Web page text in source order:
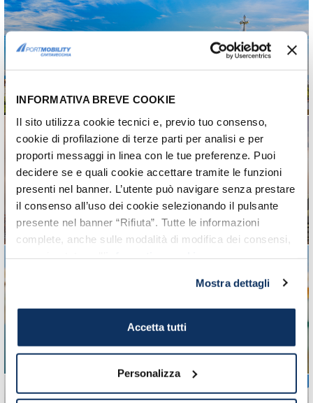
INFORMATIVA BREVE COOKIE
Il sito utilizza cookie tecnici e, previo tuo consenso,
cookie di profilazione di terze parti per analisi e per
proporti messaggi in linea con le tue preferenze. Puoi
decidere se e quali cookie accettare tramite le funzioni
presenti nel banner. L’utente può navigare senza prestare
il consenso all’uso dei cookie selezionando il pulsante
presente nel banner “Rifiuta”. Tutte le informazioni
complete, anche sulle modalità di modifica dei consensi,
Mostra dettagli
Accetta tutti
Personalizza
10 Cose da Vedere a
Barcellona
Un mini guida turistica per conoscere il
Inaugurazione del
Villaggio del Gusto di
Campagna Amica
Dal 1 luglio solo al Porto di
Civitavecchia
Civitavecchia
Vi aspettiamo il 1 luglio al Villaggio del
Gusto